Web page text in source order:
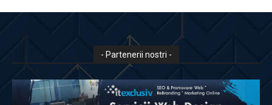
- Partenerii nostri -